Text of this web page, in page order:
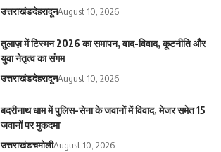
उत्तराखंडदेहरादूनAugust 10, 2026
तुलाज़ में टिस्मन 2026 का समापन, वाद-विवाद, कूटनीति और
युवा नेतृत्व का संगम
उत्तराखंडदेहरादूनAugust 10, 2026
बदरीनाथ धाम में पुलिस-सेना के जवानों में विवाद, मेजर समेत 15
जवानों पर मुकदमा
उत्तराखंडचमोलीAugust 10, 2026